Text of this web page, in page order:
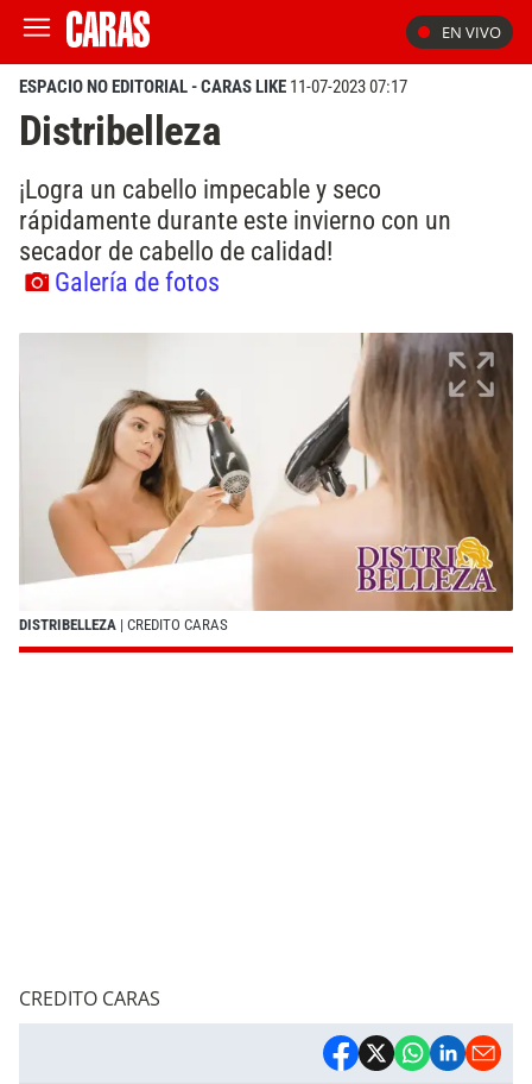
EN VIVO
ESPACIO NO EDITORIAL - CARAS LIKE 11-07-2023 07:17
Distribelleza
¡Logra un cabello impecable y seco
rápidamente durante este invierno con un
secador de cabello de calidad!
Galería de fotos
DISTRIBELLEZA | CREDITO CARAS
CREDITO CARAS